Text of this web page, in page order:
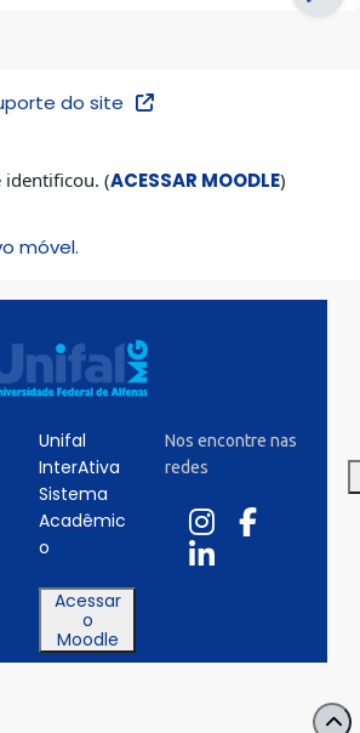
do site
identificou. (ACESSAR MOODLE)
móvel.
Unifal
InterAtiva
Sistema
Acadêmic
o
Acessar
o
Moodle
Nos encontre nas
redes